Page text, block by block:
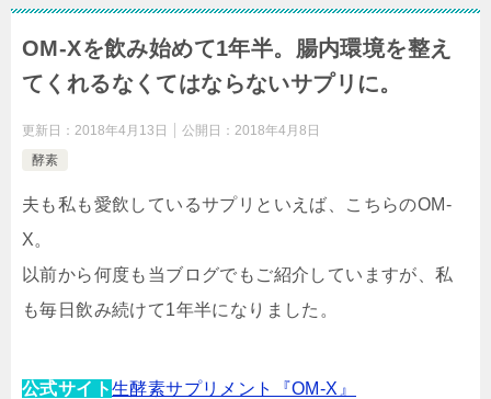
OM-Xを飲み始めて1年半。腸内環境を整え
てくれるなくてはならないサプリに。
更新日： 2018年4月13日 公開日： 2018年4月8日
酵素
夫も私も愛飲しているサプリといえば、こちらのOM-
X。
以前から何度も当ブログでもご紹介していますが、私
も毎日飲み続けて1年半になりました。
公式サイト生酵素サプリメント『OM-X』